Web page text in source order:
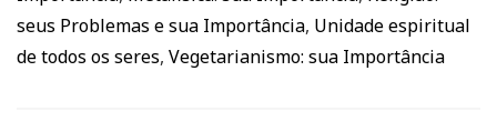
seus Problemas e sua Importância, Unidade espiritual
de todos os seres, Vegetarianismo: sua Importância